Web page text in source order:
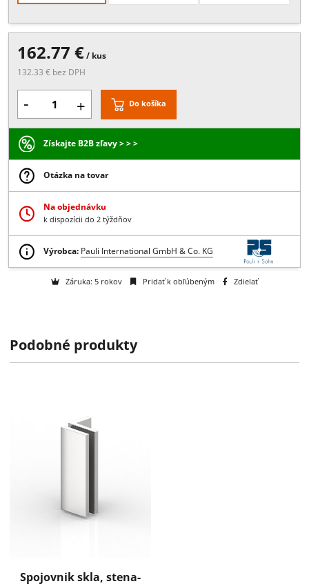
162.77 €/ kus
132.33 € bez DPH
- + Do košíka
Získajte B2B zľavy > > >
Otázka na tovar
Výrobca: Pauli International GmbH & Co. KG
Podobné produkty
Spojovnik skla, stena-